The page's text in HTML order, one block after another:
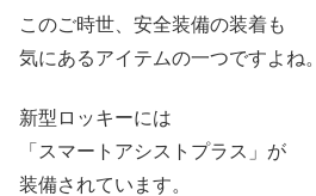
このご時世、安全装備の装着も
気にあるアイテムの一つですよね。
新型ロッキーには
「スマートアシストプラス」が
装備されています。